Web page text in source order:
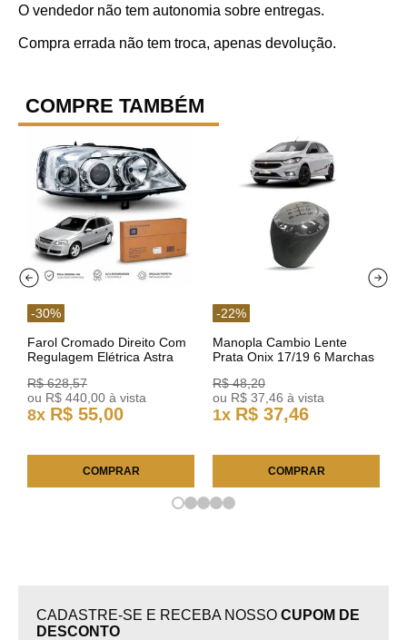
O vendedor não tem autonomia sobre entregas.
Compra errada não tem troca, apenas devolução.
COMPRE TAMBÉM
-30%
Farol Cromado Direito Com
Regulagem Elétrica Astra
R$ 628,57
ou R$ 440 00 à vista
8x R$ 55,00
COMPRAR
-22%
Manopla Cambio Lente
Prata Onix 17/19 6 Marchas
R$ 48,20
ou R$ 37 46 à vista
1x R$ 37,46
COMPRAR
CADASTRE-SE E RECEBA NOSSO CUPOM DE
DESCONTO